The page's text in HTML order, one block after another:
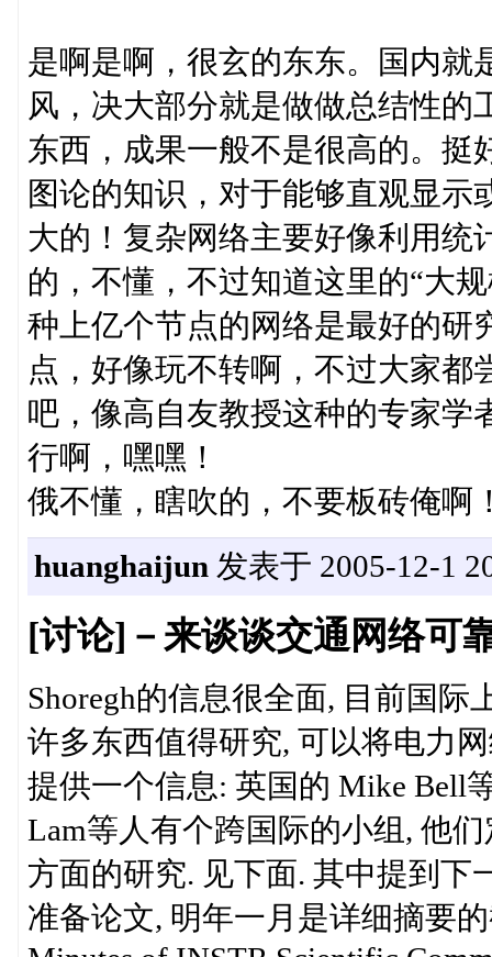
是啊是啊，很玄的东东。国内就
风，决大部分就是做做总结性
东西，成果一般不是很高的。
图论的知识，对于能够直观显
大的！复杂网络主要好像利用统
的，不懂，不过知道这里的“大
种上亿个节点的网络是最好的研
点，好像玩不转啊，不过大家
吧，像高自友教授这种的专家学
行啊，嘿嘿！
俄不懂，瞎吹的，不要板砖俺啊
huanghaijun 发表于 2005-12-1
[讨论]－来谈谈交通网络可
Shoregh的信息很全面, 目前国
许多东西值得研究, 可以将电力
提供一个信息: 英国的 Mike Bell
Lam等人有个跨国际的小组, 他
方面的研究. 见下面. 其中提到下
准备论文, 明年一月是详细摘要